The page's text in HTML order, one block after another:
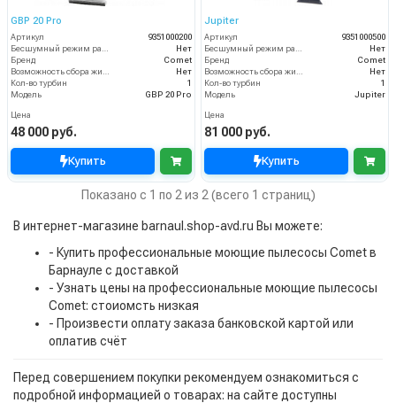
GBP 20 Pro
Артикул
9351000200
Нет
Бренд
Comet
Нет
Кол-во турбин
1
Модель
GBP 20 Pro
Цена
48 000 руб.
Купить
Jupiter
Артикул
9351000500
Нет
Бренд
Comet
Нет
Кол-во турбин
1
Модель
Jupiter
Цена
81 000 руб.
Купить
Показано с 1 по 2 из 2 (всего 1 страниц)
В интернет-магазине barnaul.shop-avd.ru Вы можете:
- Купить профессиональные моющие пылесосы Comet в
Барнауле с доставкой
- Узнать цены на профессиональные моющие пылесосы
Comet: стоиомсть низкая
- Произвести оплату заказа банковской картой или
оплатив счёт
Перед совершением покупки рекомендуем ознакомиться с
подробной информацией о товарах: на сайте доступны